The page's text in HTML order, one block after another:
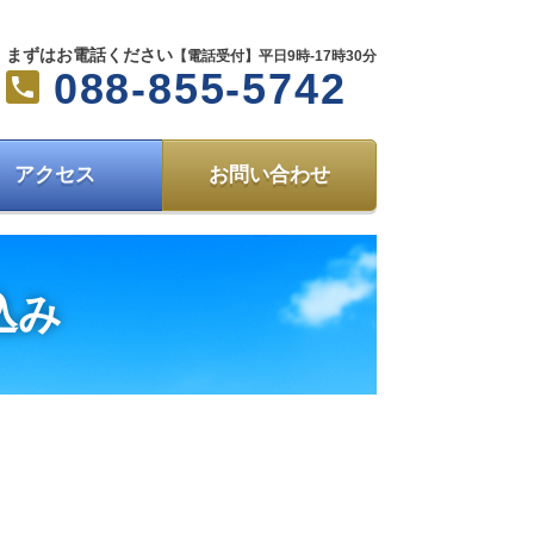
まずはお電話ください 【電話受付】平日9時-17時30分
088-855-5742
アクセス お問い合わせ
み